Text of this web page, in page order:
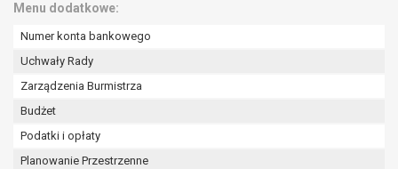
Menu dodatkowe:
Numer konta bankowego
Uchwały Rady
Zarządzenia Burmistrza
Budżet
Podatki i opłaty
Planowanie Przestrzenne
powierzonej administratorowi bądź
wynikających z prawnie
Z przyczyn związanych z Pani/Pana